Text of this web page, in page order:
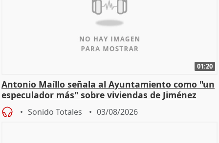
01:20
Antonio Maíllo señala al Ayuntamiento como "un
especulador más" sobre viviendas de Jiménez
Becerril
Sonido Totales 03/08/2026